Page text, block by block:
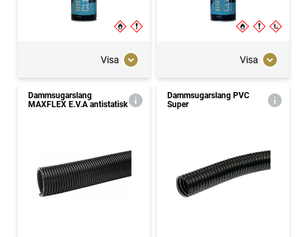
Visa Visa
Dammsugarslang
MAXFLEX E.V.A antistatisk
Dammsugarslang PVC
Super